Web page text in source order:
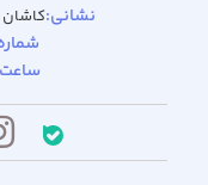
نشانی: